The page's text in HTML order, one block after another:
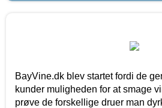
BayVine.dk blev startet fordi de
kunder muligheden for at smage
prøve de forskellige druer man